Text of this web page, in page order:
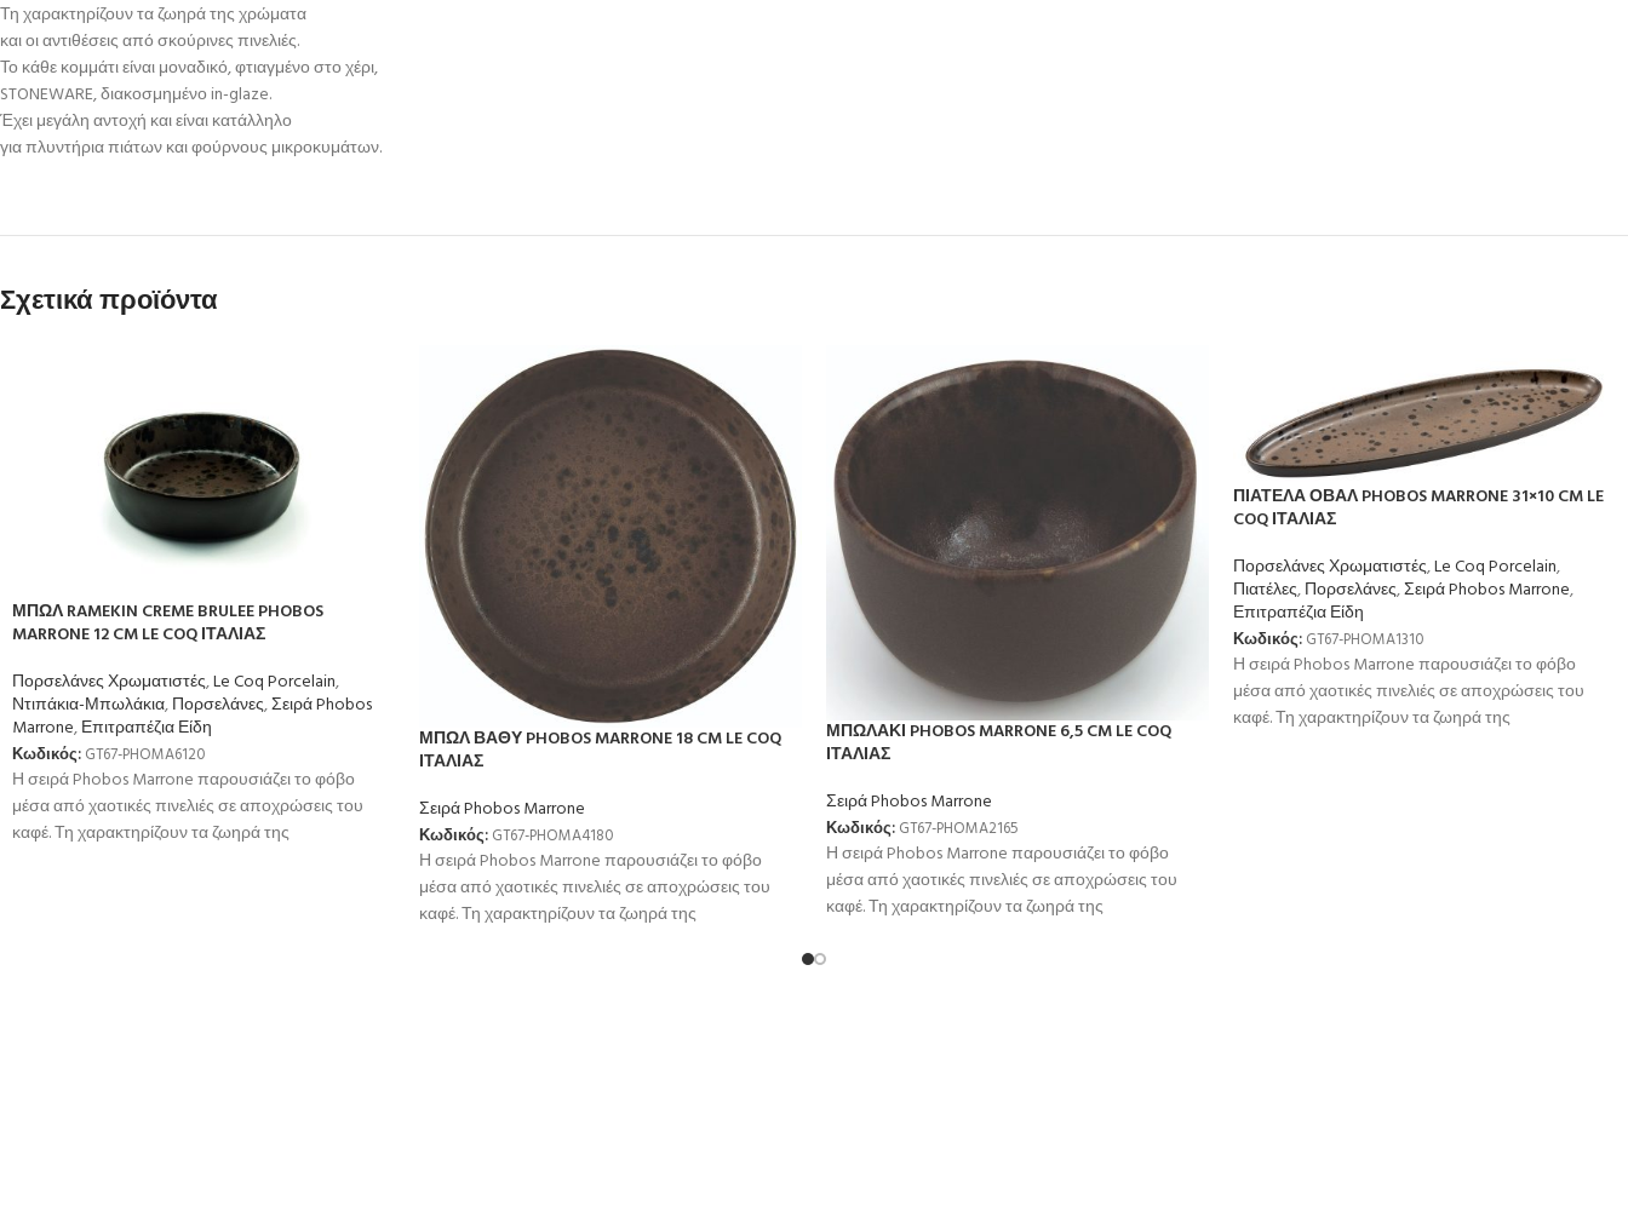
Τη χαρακτηρίζουν τα ζωηρά της χρώματα
και οι αντιθέσεις από σκούρινες πινελιές.
Το κάθε κομμάτι είναι μοναδικό, φτιαγμένο στο χέρι,
STONEWARE, διακοσμημένο in-glaze.
Έχει μεγάλη αντοχή και είναι κατάλληλο
για πλυντήρια πιάτων και φούρνους μικροκυμάτων.
Σχετικά προϊόντα
ΜΠΩΛ RAMEKIN CREME BRULEE PHOBOS
MARRONE 12 CM LE COQ ΙΤΑΛΙΑΣ
Πορσελάνες Χρωματιστές,Le Coq Porcelain,
Ντιπάκια-Μπωλάκια,Πορσελάνες,Σειρά Phobos
Marrone,Επιτραπέζια Είδη
Κωδικός: GT67-PHOMA6120
Η σειρά Phobos Marrone παρουσιάζει το φόβο
μέσα από χαοτικές πινελιές σε αποχρώσεις του
καφέ. Τη χαρακτηρίζουν τα ζωηρά της
ΜΠΩΛ ΒΑΘΥ PHOBOS MARRONE 18 CM LE COQ
ΙΤΑΛΙΑΣ
Σειρά Phobos Marrone
Κωδικός: GT67-PHOMA4180
Η σειρά Phobos Marrone παρουσιάζει το φόβο
μέσα από χαοτικές πινελιές σε αποχρώσεις του
καφέ. Τη χαρακτηρίζουν τα ζωηρά της
ΜΠΩΛΑΚΙ PHOBOS MARRONE 6,5 CM LE COQ
ΙΤΑΛΙΑΣ
Σειρά Phobos Marrone
Κωδικός: GT67-PHOMA2165
Η σειρά Phobos Marrone παρουσιάζει το φόβο
μέσα από χαοτικές πινελιές σε αποχρώσεις του
καφέ. Τη χαρακτηρίζουν τα ζωηρά της
ΠΙΑΤΕΛΑ ΟΒΑΛ PHOBOS MARRONE 31×10 CM LE
COQ ΙΤΑΛΙΑΣ
Πορσελάνες Χρωματιστές,Le Coq Porcelain,
Πιατέλες,Πορσελάνες,Σειρά Phobos Marrone,
Επιτραπέζια Είδη
Κωδικός: GT67-PHOMA1310
Η σειρά Phobos Marrone παρουσιάζει το φόβο
μέσα από χαοτικές πινελιές σε αποχρώσεις του
καφέ. Τη χαρακτηρίζουν τα ζωηρά της